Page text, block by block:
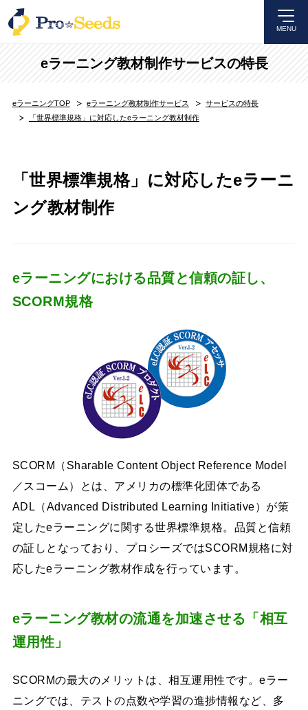
MENU
eラーニング教材制作サービスの特長
eラーニングTOP eラーニング教材制作サービス
サービスの特長
「世界標準規格」に対応したeラーニング教材制作
「世界標準規格」に対応したeラーニ
ング教材制作
eラーニングにおける品質と信頼の証し、
SCORM規格
SCORM（Sharable Content Object Reference Model
／スコーム）とは、アメリカの標準化団体である
ADL（Advanced Distributed Learning Initiative）が策
定したeラーニングに関する世界標準規格。品質と信頼
の証しとなっており、プロシーズではSCORM規格に対
応したeラーニング教材作成を行っています。
eラーニング教材の流通を加速させる「相互
運用性」
SCORMの最大のメリットは、相互運用性です。eラー
ニングでは、テストの点数や学習の進捗情報など、多